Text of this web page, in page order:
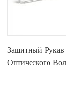
Защитный
Оптического